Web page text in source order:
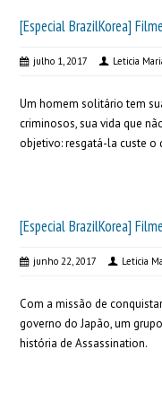
[Especial BrazilKorea]
julho 1, 2017 Leticia
Um homem solitário tem
criminosos, sua vida que
objetivo: resgatá-la custe o
[Especial BrazilKorea]
junho 22, 2017 Leticia
Com a missão de
governo do Japão, um
história de Assassination.